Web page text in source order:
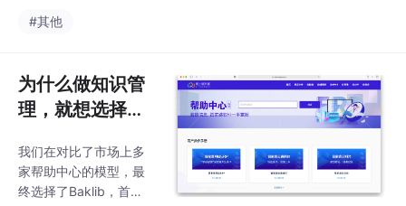
术如何赋能数字内容体
块链等在内容创作、传
播及消费中的应用，揭
示它们如何提升用户体
生态带来创新机遇。
#其他
为什么做知识管
理，就想选择Ba
我们在对比了市场上多
家帮助中心的模型，最
终选择了Baklib，首先